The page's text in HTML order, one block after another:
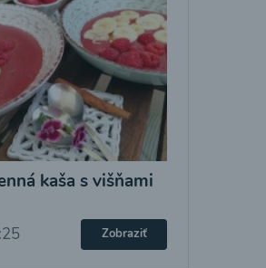
kaša s višňami
Zobraziť